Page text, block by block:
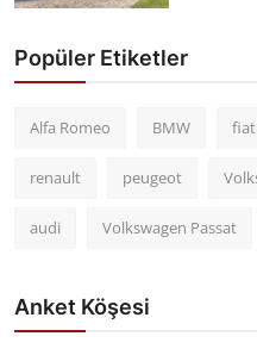
Popüler Etiketler
Alfa Romeo BMW fiat
renault peugeot
audi Volkswagen Passat
Anket Köşesi